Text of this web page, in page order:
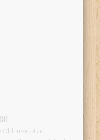
Oldtimer24 zu